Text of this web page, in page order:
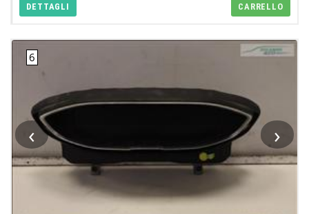
DETTAGLI CARRELLO
‹ ›